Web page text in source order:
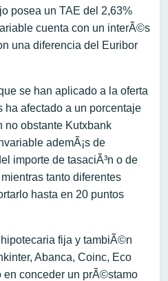
posea un TAE del 2,63%
cuenta con un interÃ©s
una diferencia del Euribor
se han aplicado a la oferta
ha afectado a un porcentaje
no obstante Kutxbank
ademÃ¡s de
importe de tasaciÃ³n o de
tanto diferentes
hasta en 20 puntos
fija y tambiÃ©n
Abanca, Coinc, Eco
en conceder un prÃ©stamo